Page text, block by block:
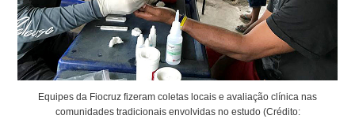
Equipes da Fiocruz fizeram coletas locais e avaliação clínica nas
comunidades tradicionais envolvidas no estudo (Crédito: